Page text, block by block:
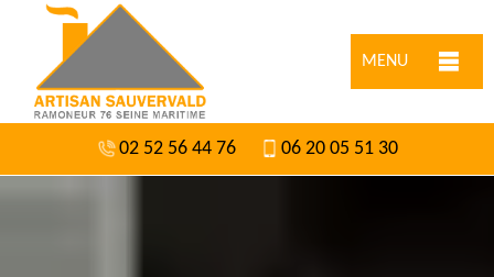
MENU
02 52 56 44 76 06 20 05 51 30